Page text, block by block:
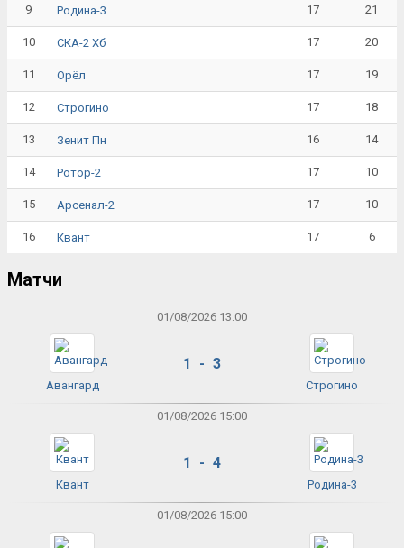
9 Родина-3 17 21
10 СКА-2 Хб 17 20
11 Орёл 17 19
12 Строгино 17 18
13 Зенит Пн 16 14
14 Ротор-2 17 10
15 Арсенал-2 17 10
16 Квант 17 6
Матчи
01/08/2026 13:00
Авангард
1 - 3
Строгино
01/08/2026 15:00
Квант
1 - 4
Родина-3
01/08/2026 15:00